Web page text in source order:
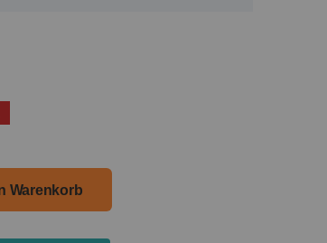
Warenkorb